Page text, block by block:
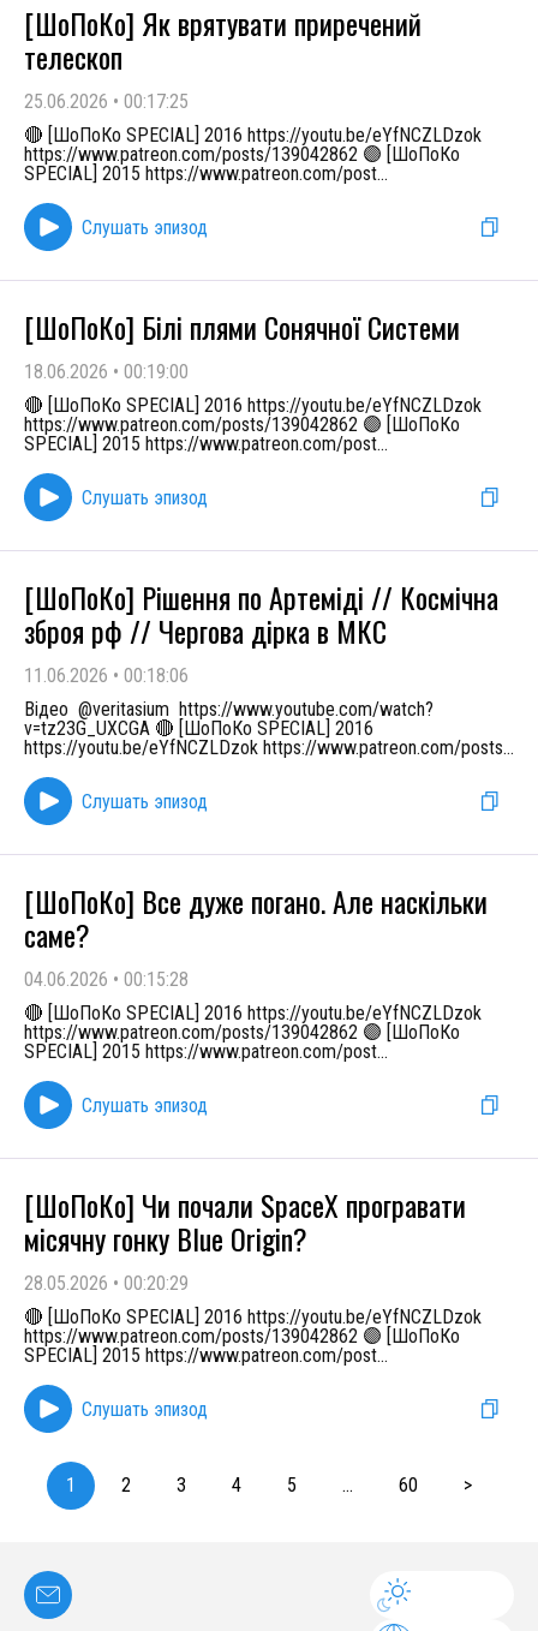
[ШоПоКо] Як врятувати приречений
телескоп
25.06.2026 • 00:17:25
🔴 [ШоПоКо SPECIAL] 2016 https://youtu.be/eYfNCZLDzok
https://www.patreon.com/posts/139042862 🟣 [ШоПоКо
SPECIAL] 2015 https://www.patreon.com/post...
Слушать эпизод
[ШоПоКо] Білі плями Сонячної Системи
18.06.2026 • 00:19:00
🔴 [ШоПоКо SPECIAL] 2016 https://youtu.be/eYfNCZLDzok
https://www.patreon.com/posts/139042862 🟣 [ШоПоКо
SPECIAL] 2015 https://www.patreon.com/post...
Слушать эпизод
[ШоПоКо] Рішення по Артеміді // Космічна
зброя рф // Чергова дірка в МКС
11.06.2026 • 00:18:06
Відео ⁨@veritasium⁩ https://www.youtube.com/watch?
v=tz23G_UXCGA 🔴 [ШоПоКо SPECIAL] 2016
https://youtu.be/eYfNCZLDzok https://www.patreon.com/posts...
Слушать эпизод
[ШоПоКо] Все дуже погано. Але наскільки
саме?
04.06.2026 • 00:15:28
🔴 [ШоПоКо SPECIAL] 2016 https://youtu.be/eYfNCZLDzok
https://www.patreon.com/posts/139042862 🟣 [ШоПоКо
SPECIAL] 2015 https://www.patreon.com/post...
Слушать эпизод
[ШоПоКо] Чи почали SpaceX програвати
місячну гонку Blue Origin?
28.05.2026 • 00:20:29
🔴 [ШоПоКо SPECIAL] 2016 https://youtu.be/eYfNCZLDzok
https://www.patreon.com/posts/139042862 🟣 [ШоПоКо
SPECIAL] 2015 https://www.patreon.com/post...
Слушать эпизод
1 2 3 4 5 ... 60 >